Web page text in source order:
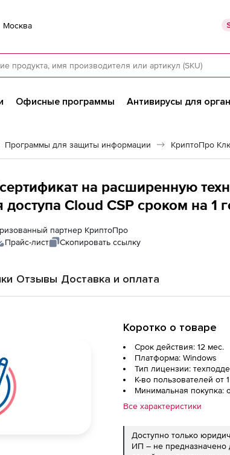
Москва
Офисные программы Антивирусы для
Программы для защиты информации КриптоПро
на расширенную
Cloud CSP сроком на 1
партнер КриптоПро
Прайс-лист Скопировать ссылку
Отзывы Доставка и оплата
Коротко о товаре
Срок действия: 12 мес.
Платформа: Windows
Тип лицензии:
К-во пользователей от 1
Минимальная покупка:
Все характеристики
Доступно только
ИП – не предназначено